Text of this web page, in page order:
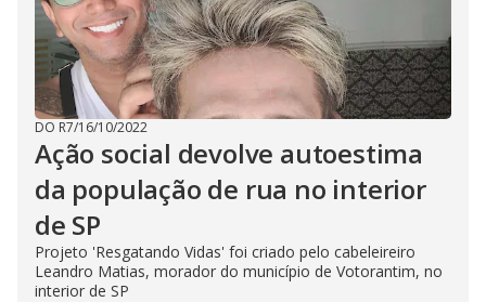
DO R7/16/10/2022
Ação social devolve autoestima
da população de rua no interior
de SP
Projeto 'Resgatando Vidas' foi criado pelo cabeleireiro
Leandro Matias, morador do município de Votorantim, no
interior de SP